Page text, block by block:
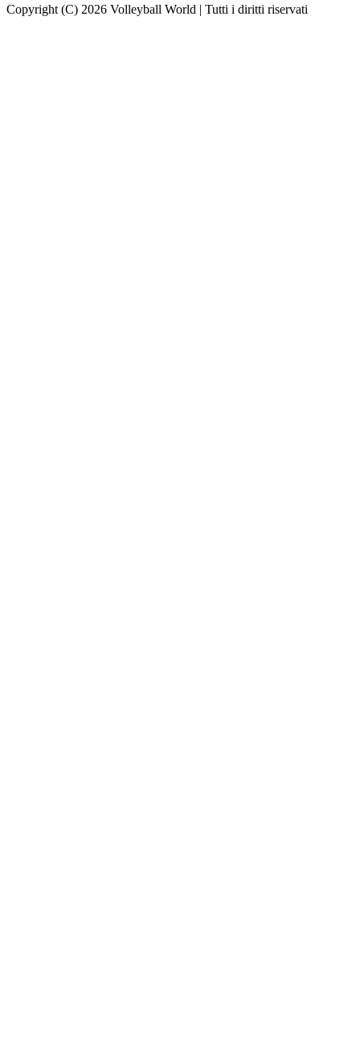
Copyright (C) 2026 Volleyball World | Tutti i diritti riservati